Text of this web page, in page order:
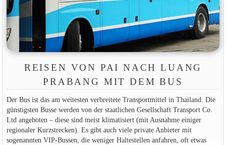
REISEN VON PAI NACH LUANG
PRABANG MIT DEM BUS
Der Bus ist das am weitesten verbreitete Transportmittel in Thailand. Die
günstigsten Busse werden von der staatlichen Gesellschaft Transport Co.
Ltd angeboten – diese sind meist klimatisiert (mit Ausnahme einiger
regionaler Kurzstrecken). Es gibt auch viele private Anbieter mit
sogenannten VIP-Bussen, die weniger Haltestellen anfahren, oft etwas